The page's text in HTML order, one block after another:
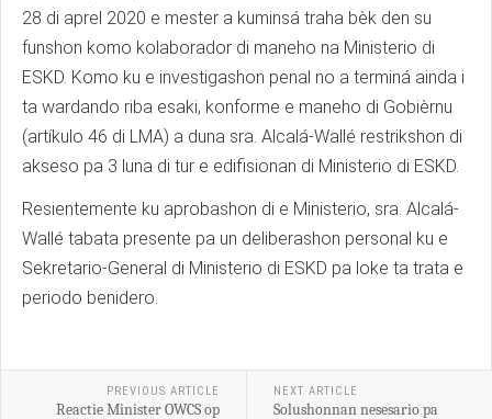
28 di aprel 2020 e mester a kuminsá traha bèk den su
funshon komo kolaborador di maneho na Ministerio di
ESKD. Komo ku e investigashon penal no a terminá ainda i
ta wardando riba esaki, konforme e maneho di Gobièrnu
(artíkulo 46 di LMA) a duna sra. Alcalá-Wallé restrikshon di
akseso pa 3 luna di tur e edifisionan di Ministerio di ESKD.
Resientemente ku aprobashon di e Ministerio, sra. Alcalá-
Wallé tabata presente pa un deliberashon personal ku e
Sekretario-General di Ministerio di ESKD pa loke ta trata e
periodo benidero.
PREVIOUS ARTICLE
Reactie Minister OWCS op
NEXT ARTICLE
Solushonnan nesesario pa